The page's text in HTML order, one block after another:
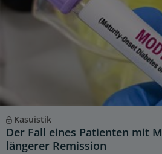
Kasuistik
Der Fall eines Patienten mit
längerer Remission